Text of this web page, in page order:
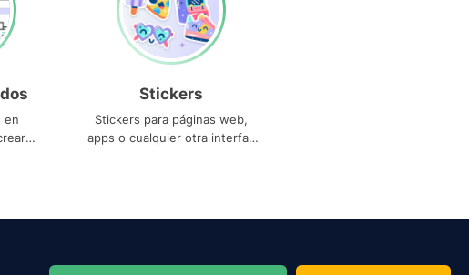
en
Stickers
Stickers para páginas web,
apps o cualquier otra interfaz